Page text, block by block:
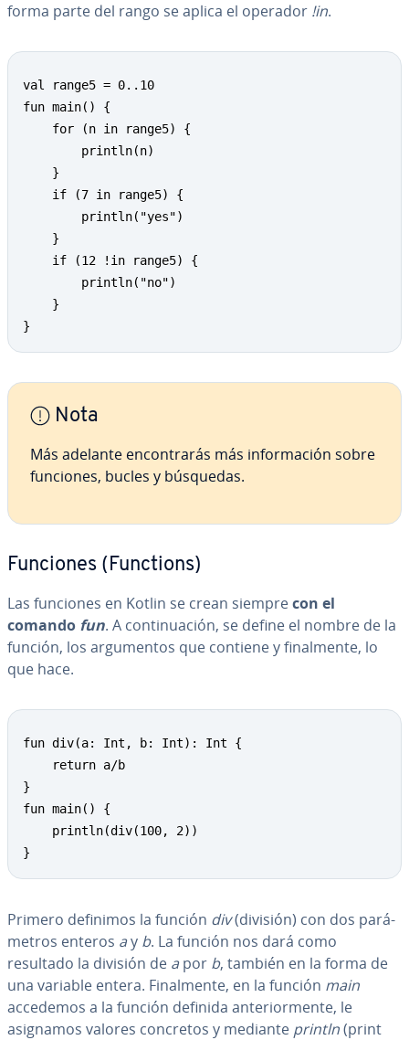
forma parte del rango se aplica el operador !in.
val range5 = 0..10
fun main() {
}
Nota
Más adelante en­co­n­tra­rás más in­fo­r­ma­ción sobre
funciones, bucles y búsquedas.
Funciones (Functions)
Las funciones en Kotlin se crean siemprecon el
comando fun. A co­n­ti­nua­ción, se define el nombre de la
función, los ar­gu­me­n­tos que contiene y fi­na­l­me­n­te, lo
que hace.
fun div(a: Int, b: Int): Int {
}
fun main() {
}
Primero definimos la función div(división) con dos pa­rá­
me­tros enteros ay b. La función nos dará como
resultado la división de apor b, también en la forma de
una variable entera. Fi­na­l­me­n­te, en la función main
accedemos a la función definida an­te­rio­r­me­n­te, le
asignamos valores concretos y mediante println(print